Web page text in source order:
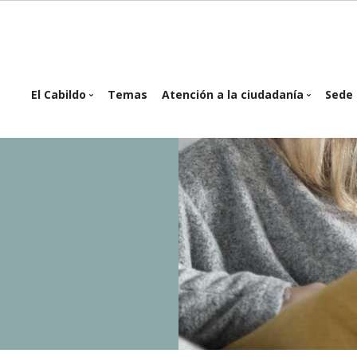
El Cabildo Temas Atención a la ciudadanía
Atención presencial
Atención telemática
Cita Previa
Buzón Ciudadanos